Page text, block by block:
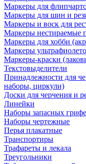
Маркеры для
Маркеры для шин и
Маркеры и воск для
Маркеры нестираемые
Маркеры для хобби
Маркеры
Маркеры-краски
Текстовыделители
Принадлежности для
наборы, циркули)
Доски для черчения и
Линейки
Наборы запасных
Наборы чертежные
Перья плакатные
Транспортиры
Трафареты и лекала
Треугольники